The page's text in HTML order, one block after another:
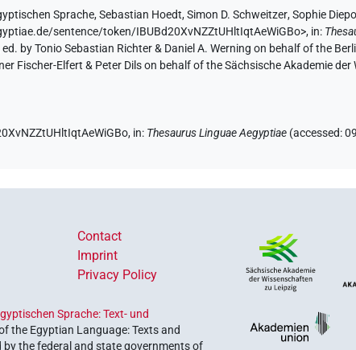
Sprache,Sebastian Hoedt,Simon D. Schweitzer,Sophie
sentence/token/IBUBd20XvNZZtUHltIqtAeWiGBo>, in:
by Tonio Sebastian Richter & Daniel A. Werning on behalf of the
Fischer-Elfert & Peter Dils on behalf of the Sächsische Akademie der
in: Thesaurus Linguae Aegyptiae (accessed:
Contact
Imprint
Privacy Policy
Sprache: Text- und
the Egyptian Language: Texts and
by the federal and state governments of